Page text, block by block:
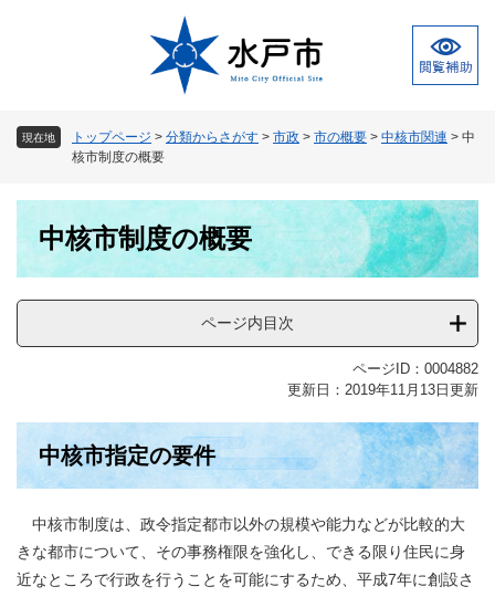
現在地 トップページ > 分類からさがす > 市政 > 市の概要 > 中核市関連 > 中
核市制度の概要
中核市制度の概要
ページ内目次
ページID：0004882
更新日：2019年11月13日更新
中核市指定の要件
中核市制度は、政令指定都市以外の規模や能力などが比較的大
きな都市について、その事務権限を強化し、できる限り住民に身
近なところで行政を行うことを可能にするため、平成7年に創設さ